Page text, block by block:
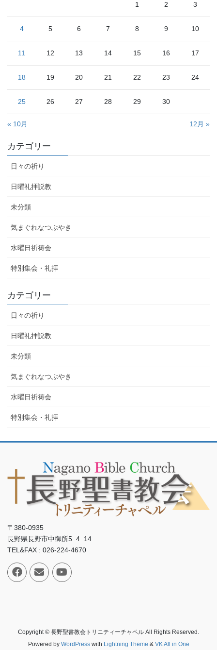
1 2 3
4 5 6 7 8 9 10
11 12 13 14 15 16 17
18 19 20 21 22 23 24
25 26 27 28 29 30
« 10月 12月 »
カテゴリー
日々の祈り
日曜礼拝説教
未分類
気まぐれなつぶやき
水曜日祈祷会
特別集会・礼拝
カテゴリー
日々の祈り
日曜礼拝説教
未分類
気まぐれなつぶやき
水曜日祈祷会
特別集会・礼拝
〒380-0935
長野県長野市中御所5−4−14
TEL&FAX : 026-224-4670
Copyright © 長野聖書教会トリニティーチャペル All Rights Reserved.
Powered by WordPresswith Lightning Theme & VK All in One